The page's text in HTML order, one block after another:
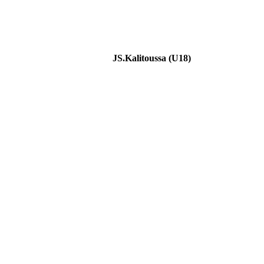
JS.Kalitoussa (U18)